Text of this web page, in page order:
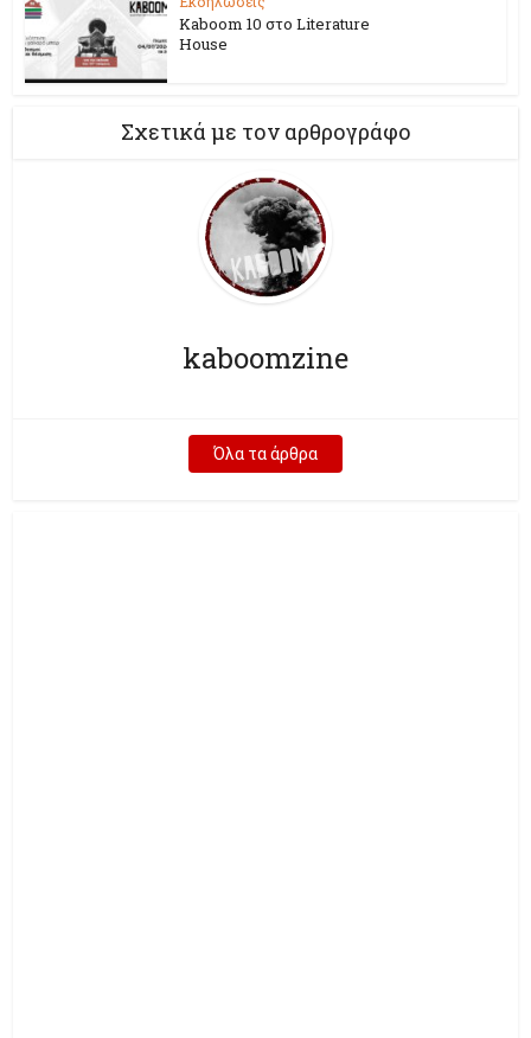
Kaboom 10 στο Literature
House
Σχετικά με τον αρθρογράφο
kaboomzine
Όλα τα άρθρα